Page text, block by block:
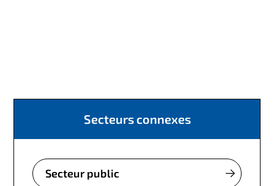
Secteurs connexes
Secteur public